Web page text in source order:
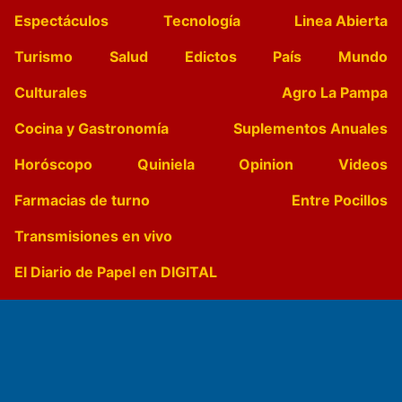
Espectáculos
Tecnología
Linea Abierta
Turismo
Salud Edictos País
Mundo
Culturales
Agro La Pampa
Cocina y Gastronomía
Suplementos Anuales
Horóscopo
Quiniela Opinion
Videos
Farmacias de turno
Entre Pocillos
Transmisiones en vivo
El Diario de Papel en DIGITAL